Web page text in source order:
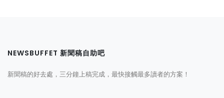
NEWSBUFFET 新聞稿自助吧
新聞稿的好去處，三分鐘上稿完成，最快接觸最多讀者的方案！